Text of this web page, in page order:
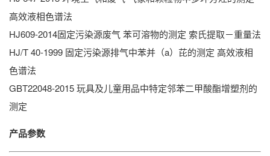
高效液相色谱法
HJ609-2014固定污染源废气 苯可溶物的测定 索氏提取－重量法
HJ/T 40-1999 固定污染源排气中苯并（a）芘的测定 高效液相
色谱法
GBT22048-2015 玩具及儿童用品中特定邻苯二甲酸酯增塑剂的
测定
产品参数